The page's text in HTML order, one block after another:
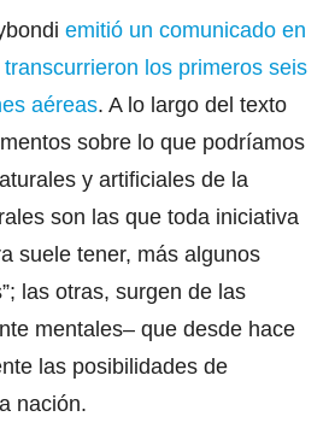
emitió un comunicado en
los primeros seis
aéreas. A lo largo del texto
sobre lo que podríamos
y artificiales de la
son las que toda iniciativa
suele tener, más algunos
las otras, surgen de las
mentales– que desde hace
las posibilidades de
nación.